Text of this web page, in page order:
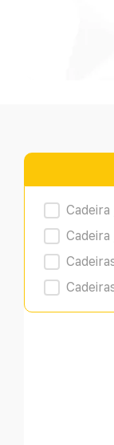
Product
Cadeira